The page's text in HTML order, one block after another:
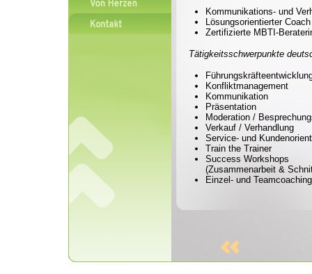
Kommunikations- und
Lösungsorientierter Coach
Zertifizierte MBTI-
Tätigkeitsschwerpunkte
Konfliktmanagement
Kommunikation
Präsentation
Moderation /
Verkauf / Verhandlung
Service- und
Train the Trainer
Success Workshops
(Zusammenarbeit &
Einzel- und Teamcoaching